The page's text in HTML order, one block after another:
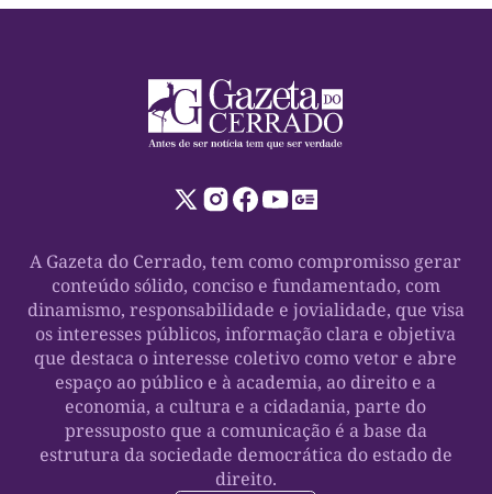
A Gazeta do Cerrado, tem como compromisso gerar
conteúdo sólido, conciso e fundamentado, com
dinamismo, responsabilidade e jovialidade, que visa
os interesses públicos, informação clara e objetiva
que destaca o interesse coletivo como vetor e abre
espaço ao público e à academia, ao direito e a
economia, a cultura e a cidadania, parte do
pressuposto que a comunicação é a base da
estrutura da sociedade democrática do estado de
direito.